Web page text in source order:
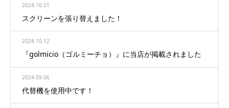
2024.10.21
スクリーンを張り替えました！
2024.10.12
『golmicio（ゴルミーチョ）』に当店が掲載されました
2024.09.06
代替機を使用中です！